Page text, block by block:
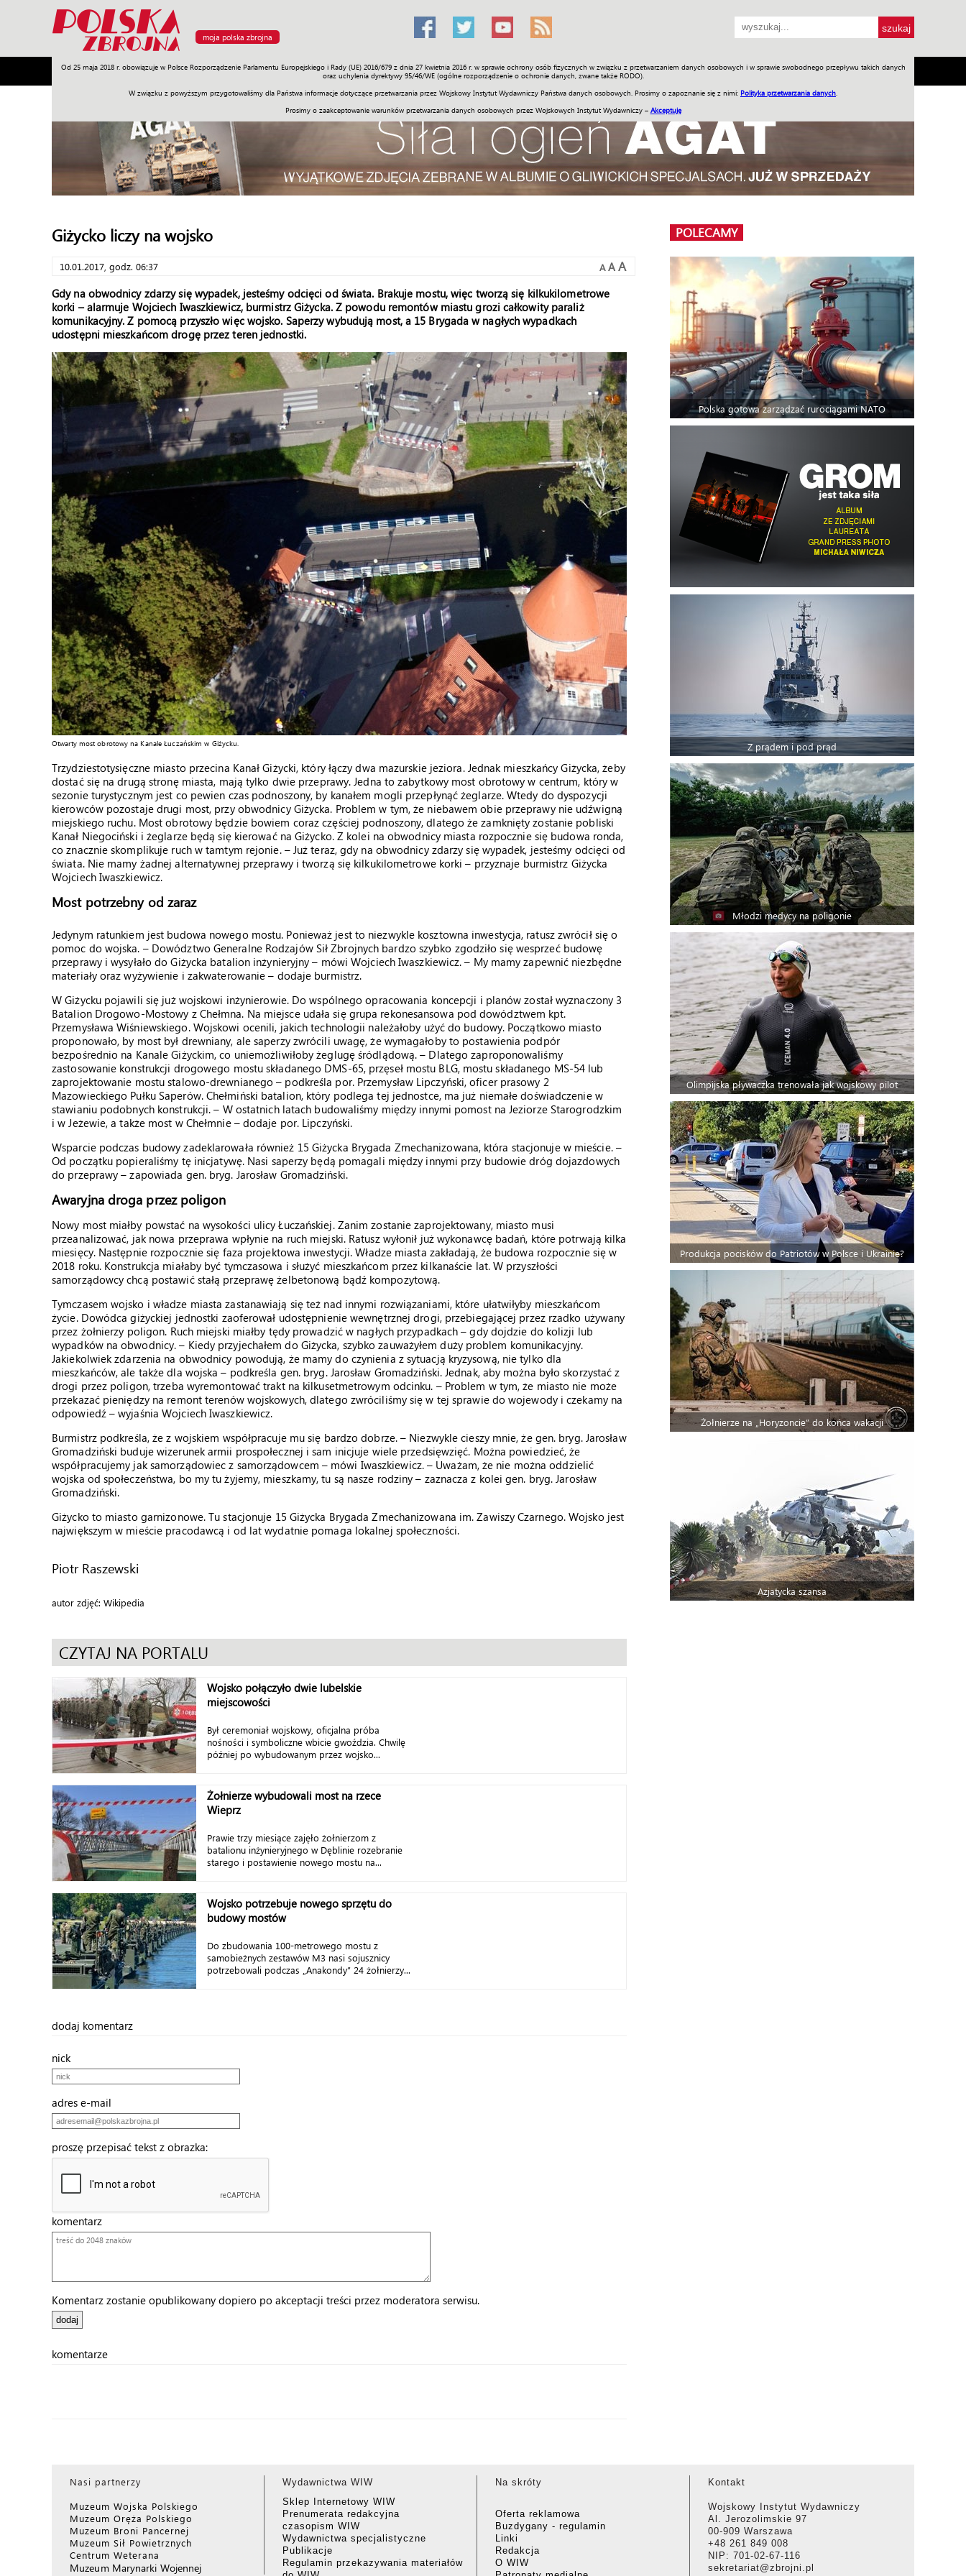
moja polska zbrojna
Od 25 maja 2018 r. obowiązuje w Polsce Rozporządzenie Parlamentu Europejskiego i Rady (UE) 2016/679 z dnia 27 kwietnia 2016 r. w sprawie ochrony osób fizycznych w związku z przetwarzaniem danych osobowych i w sprawie swobodnego przepływu takich danych
oraz uchylenia dyrektywy 95/46/WE (ogólne rozporządzenie o ochronie danych, zwane także RODO).
W związku z powyższym przygotowaliśmy dla Państwa informacje dotyczące przetwarzania przez Wojskowy Instytut Wydawniczy Państwa danych osobowych. Prosimy o zapoznanie się z nimi: Polityka przetwarzania danych
Prosimy o zaakceptowanie warunków przetwarzania danych osobowych przez Wojskowych Instytut Wydawniczy – Akceptuję
Armia Poligon Sprzęt Misje Polityka Prawo Świat Społeczność Sport Historia Galerie Wideo ENGLISH SKLEP Jednodniówki Praca w WIW
Giżycko liczy na wojsko
10.01.2017, godz. 06:37 A A A
Gdy na obwodnicy zdarzy się wypadek, jesteśmy odcięci od świata. Brakuje mostu, więc tworzą się kilkukilometrowe
korki – alarmuje Wojciech Iwaszkiewicz, burmistrz Giżycka. Z powodu remontów miastu grozi całkowity paraliż
komunikacyjny. Z pomocą przyszło więc wojsko. Saperzy wybudują most, a 15 Brygada w nagłych wypadkach
udostępni mieszkańcom drogę przez teren jednostki.
Otwarty most obrotowy na Kanale Łuczańskim w Giżycku.
Trzydziestotysięczne miasto przecina Kanał Giżycki, który łączy dwa mazurskie jeziora. Jednak mieszkańcy Giżycka, żeby
dostać się na drugą stronę miasta, mają tylko dwie przeprawy. Jedna to zabytkowy most obrotowy w centrum, który w
sezonie turystycznym jest co pewien czas podnoszony, by kanałem mogli przepłynąć żeglarze. Wtedy do dyspozycji
kierowców pozostaje drugi most, przy obwodnicy Giżycka. Problem w tym, że niebawem obie przeprawy nie udźwigną
miejskiego ruchu. Most obrotowy będzie bowiem coraz częściej podnoszony, dlatego że zamknięty zostanie pobliski
Kanał Niegociński i żeglarze będą się kierować na Giżycko. Z kolei na obwodnicy miasta rozpocznie się budowa ronda,
co znacznie skomplikuje ruch w tamtym rejonie. – Już teraz, gdy na obwodnicy zdarzy się wypadek, jesteśmy odcięci od
świata. Nie mamy żadnej alternatywnej przeprawy i tworzą się kilkukilometrowe korki – przyznaje burmistrz Giżycka
Wojciech Iwaszkiewicz.
Most potrzebny od zaraz
Jedynym ratunkiem jest budowa nowego mostu. Ponieważ jest to niezwykle kosztowna inwestycja, ratusz zwrócił się o
pomoc do wojska. – Dowództwo Generalne Rodzajów Sił Zbrojnych bardzo szybko zgodziło się wesprzeć budowę
przeprawy i wysyłało do Giżycka batalion inżynieryjny – mówi Wojciech Iwaszkiewicz. – My mamy zapewnić niezbędne
materiały oraz wyżywienie i zakwaterowanie – dodaje burmistrz.
W Giżycku pojawili się już wojskowi inżynierowie. Do wspólnego opracowania koncepcji i planów został wyznaczony 3
Batalion Drogowo-Mostowy z Chełmna. Na miejsce udała się grupa rekonesansowa pod dowództwem kpt.
Przemysława Wiśniewskiego. Wojskowi ocenili, jakich technologii należałoby użyć do budowy. Początkowo miasto
proponowało, by most był drewniany, ale saperzy zwrócili uwagę, że wymagałoby to postawienia podpór
bezpośrednio na Kanale Giżyckim, co uniemożliwiłoby żeglugę śródlądową. – Dlatego zaproponowaliśmy
zastosowanie konstrukcji drogowego mostu składanego DMS-65, przęseł mostu BLG, mostu składanego MS-54 lub
zaprojektowanie mostu stalowo-drewnianego – podkreśla por. Przemysław Lipczyński, oficer prasowy 2
Mazowieckiego Pułku Saperów. Chełmiński batalion, który podlega tej jednostce, ma już niemałe doświadczenie w
stawianiu podobnych konstrukcji. – W ostatnich latach budowaliśmy między innymi pomost na Jeziorze Starogrodzkim
i w Jeżewie, a także most w Chełmnie – dodaje por. Lipczyński.
Wsparcie podczas budowy zadeklarowała również 15 Giżycka Brygada Zmechanizowana, która stacjonuje w mieście. –
Od początku popieraliśmy tę inicjatywę. Nasi saperzy będą pomagali między innymi przy budowie dróg dojazdowych
do przeprawy – zapowiada gen. bryg. Jarosław Gromadziński.
Awaryjna droga przez poligon
Nowy most miałby powstać na wysokości ulicy Łuczańskiej. Zanim zostanie zaprojektowany, miasto musi
przeanalizować, jak nowa przeprawa wpłynie na ruch miejski. Ratusz wyłonił już wykonawcę badań, które potrwają kilka
miesięcy. Następnie rozpocznie się faza projektowa inwestycji. Władze miasta zakładają, że budowa rozpocznie się w
2018 roku. Konstrukcja miałaby być tymczasowa i służyć mieszkańcom przez kilkanaście lat. W przyszłości
samorządowcy chcą postawić stałą przeprawę żelbetonową bądź kompozytową.
Tymczasem wojsko i władze miasta zastanawiają się też nad innymi rozwiązaniami, które ułatwiłyby mieszkańcom
życie. Dowódca giżyckiej jednostki zaoferował udostępnienie wewnętrznej drogi, przebiegającej przez rzadko używany
przez żołnierzy poligon. Ruch miejski miałby tędy prowadzić w nagłych przypadkach – gdy dojdzie do kolizji lub
wypadków na obwodnicy. – Kiedy przyjechałem do Giżycka, szybko zauważyłem duży problem komunikacyjny.
Jakiekolwiek zdarzenia na obwodnicy powodują, że mamy do czynienia z sytuacją kryzysową, nie tylko dla
mieszkańców, ale także dla wojska – podkreśla gen. bryg. Jarosław Gromadziński. Jednak, aby można było skorzystać z
drogi przez poligon, trzeba wyremontować trakt na kilkusetmetrowym odcinku. – Problem w tym, że miasto nie może
przekazać pieniędzy na remont terenów wojskowych, dlatego zwróciliśmy się w tej sprawie do wojewody i czekamy na
odpowiedź – wyjaśnia Wojciech Iwaszkiewicz.
Burmistrz podkreśla, że z wojskiem współpracuje mu się bardzo dobrze. – Niezwykle cieszy mnie, że gen. bryg. Jarosław
Gromadziński buduje wizerunek armii prospołecznej i sam inicjuje wiele przedsięwzięć. Można powiedzieć, że
współpracujemy jak samorządowiec z samorządowcem – mówi Iwaszkiewicz. – Uważam, że nie można oddzielić
wojska od społeczeństwa, bo my tu żyjemy, mieszkamy, tu są nasze rodziny – zaznacza z kolei gen. bryg. Jarosław
Gromadziński.
Giżycko to miasto garnizonowe. Tu stacjonuje 15 Giżycka Brygada Zmechanizowana im. Zawiszy Czarnego. Wojsko jest
największym w mieście pracodawcą i od lat wydatnie pomaga lokalnej społeczności.
Piotr Raszewski
autor zdjęć: Wikipedia
CZYTAJ NA PORTALU
Wojsko połączyło dwie lubelskie
miejscowości
Był ceremoniał wojskowy, oficjalna próba
nośności i symboliczne wbicie gwoździa. Chwilę
później po wybudowanym przez wojsko...
Żołnierze wybudowali most na rzece
Wieprz
Prawie trzy miesiące zajęło żołnierzom z
batalionu inżynieryjnego w Dęblinie rozebranie
starego i postawienie nowego mostu na...
Wojsko potrzebuje nowego sprzętu do
budowy mostów
Do zbudowania 100-metrowego mostu z
samobieżnych zestawów M3 nasi sojusznicy
potrzebowali podczas „Anakondy” 24 żołnierzy...
dodaj komentarz
nick
adres e-mail
proszę przepisać tekst z obrazka:
komentarz
Komentarz zostanie opublikowany dopiero po akceptacji treści przez moderatora serwisu.
komentarze
POLECAMY
Polska gotowa zarządzać rurociągami NATO
Z prądem i pod prąd
Młodzi medycy na poligonie
Olimpijska pływaczka trenowała jak wojskowy pilot
Produkcja pocisków do Patriotów w Polsce i Ukrainie?
Żołnierze na „Horyzoncie” do końca wakacji
Azjatycka szansa
Nasi partnerzy
Muzeum Wojska Polskiego
Muzeum Oręża Polskiego
Muzeum Broni Pancernej
Muzeum Sił Powietrznych
Centrum Weterana
Muzeum Marynarki Wojennej
Wydawnictwa WIW
Sklep Internetowy WIW
Prenumerata redakcyjna
czasopism WIW
Wydawnictwa specjalistyczne
Publikacje
Regulamin przekazywania materiałów
Na skróty
Oferta reklamowa
Buzdygany - regulamin
Linki
Redakcja
O WIW
Kontakt
Wojskowy Instytut Wydawniczy
Al. Jerozolimskie 97
00-909 Warszawa
+48 261 849 008
NIP: 701-02-67-116
sekretariat@zbrojni.pl